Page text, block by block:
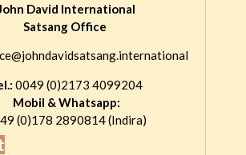
David International
Satsang Office
0049 (0)2173 4099204
Mobil & Whatsapp:
(0)178 2890814 (Indira)